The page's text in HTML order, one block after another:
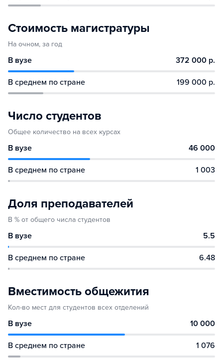
Стоимость магистратуры
На очном, за год
В вузе 372 000 р.
В среднем по стране 199 000 р.
Число студентов
Общее количество на всех курсах
В вузе 46 000
В среднем по стране 1 003
Доля преподавателей
В % от общего числа студентов
В вузе 5.5
В среднем по стране 6.48
Вместимость общежития
Кол-во мест для студентов всех отделений
В вузе 10 000
В среднем по стране 1 076